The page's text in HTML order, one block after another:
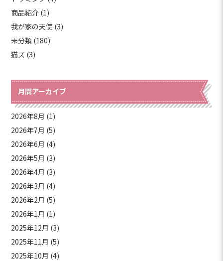
商品紹介 (1)
我が家の天使 (3)
未分類 (180)
猫ズ (3)
月間アーカイブ
2026年8月 (1)
2026年7月 (5)
2026年6月 (4)
2026年5月 (3)
2026年4月 (3)
2026年3月 (4)
2026年2月 (5)
2026年1月 (1)
2025年12月 (3)
2025年11月 (5)
2025年10月 (4)